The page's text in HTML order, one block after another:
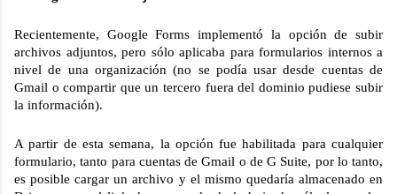
Recientemente, Google Forms implementó la opción de subir
archivos adjuntos, pero sólo aplicaba para formularios internos a
nivel de una organización (no se podía usar desde cuentas de
Gmail o compartir que un tercero fuera del dominio pudiese subir
la información).
A partir de esta semana, la opción fue habilitada para cualquier
formulario, tanto para cuentas de Gmail o de G Suite, por lo tanto,
es posible cargar un archivo y el mismo quedaría almacenado en